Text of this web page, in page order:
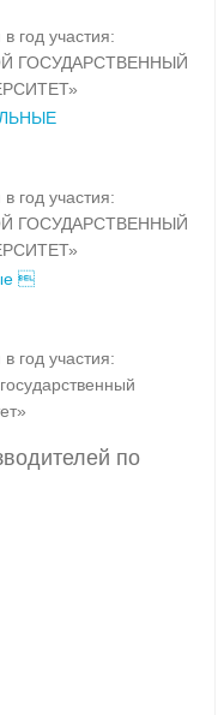
год участия:
ГОСУДАРСТВЕННЫЙ
год участия:
ГОСУДАРСТВЕННЫЙ

год участия:
по